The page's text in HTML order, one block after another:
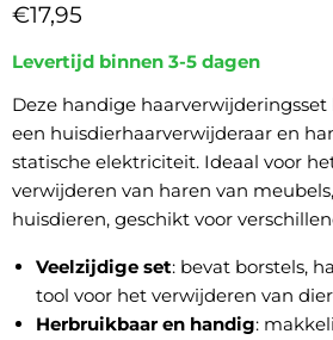
Huidige prijs
€17,95
Levertijd binnen 3-5 dagen
Deze handige
een huisdierhaarverwijderaar en
statische elektriciteit. Ideaal voor
verwijderen van haren van
huisdieren, geschikt voor
Veelzijdige set: bevat borstels,
tool voor het verwijderen van
Herbruikbaar en handig: